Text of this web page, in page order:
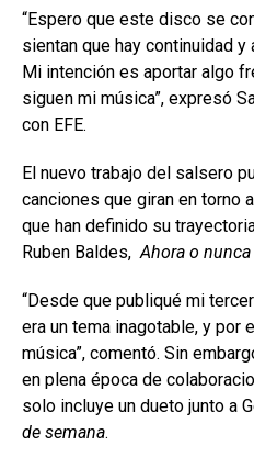
“Espero que este disco se
sientan que hay continuidad y
Mi intención es aportar algo
siguen mi música”, expresó
con EFE.
El nuevo trabajo del salsero
canciones que giran en torno
que han definido su
Ruben Baldes,Ahora o nunca
“Desde que publiqué mi
era un tema inagotable, y por
música”, comentó. Sin
en plena época de
solo incluye un dueto junto a
de semana.